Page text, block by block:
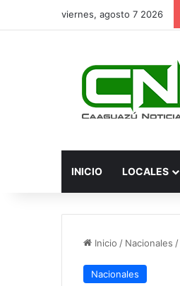
viernes, agosto 7 2026
INICIO LOCALES
Inicio / Nacionales /
Nacionales